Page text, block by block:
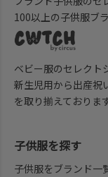
100以上の子供服ブ
ベビー服のセレクト
新生児用から出産祝
を取り揃えております
子供服を探す
子供服をブランド一